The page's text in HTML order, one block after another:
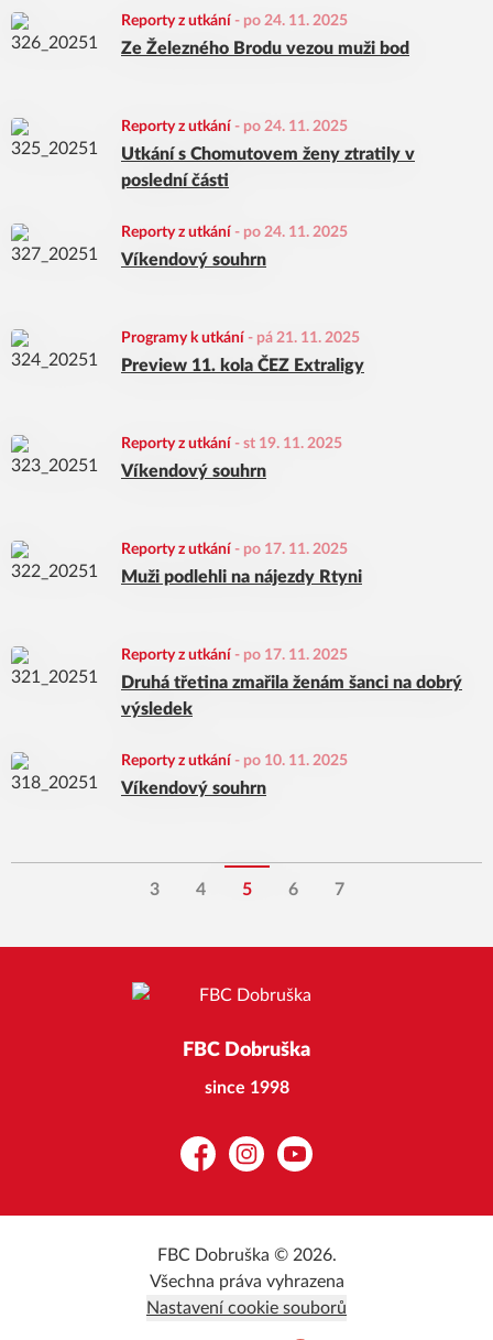
Reporty z utkání - po 24. 11. 2025
Ze Železného Brodu vezou muži bod
Reporty z utkání - po 24. 11. 2025
Utkání s Chomutovem ženy ztratily v
poslední části
Reporty z utkání - po 24. 11. 2025
Víkendový souhrn
Programy k utkání - pá 21. 11. 2025
Preview 11. kola ČEZ Extraligy
Reporty z utkání - st 19. 11. 2025
Víkendový souhrn
Reporty z utkání - po 17. 11. 2025
Muži podlehli na nájezdy Rtyni
Reporty z utkání - po 17. 11. 2025
Druhá třetina zmařila ženám šanci na dobrý
výsledek
Reporty z utkání - po 10. 11. 2025
Víkendový souhrn
3 4 5 6 7
FBC Dobruška
since 1998
FacebookInstagramYouTube
FBC Dobruška © 2026.
Všechna práva vyhrazena
Nastavení cookie souborů